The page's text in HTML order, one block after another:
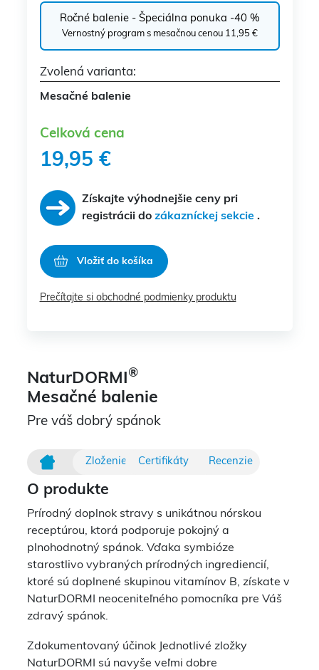
NaturDORMI®
Mesačné balenie
Pre váš dobrý spánok
Zloženie Certifikáty Recenzie
O produkte
Prírodný doplnok stravy s unikátnou nórskou
receptúrou, ktorá podporuje pokojný a
plnohodnotný spánok. Vďaka symbióze
starostlivo vybraných prírodných ingrediencií,
ktoré sú doplnené skupinou vitamínov B, získate v
NaturDORMI neoceniteľného pomocníka pre Váš
zdravý spánok.
Zdokumentovaný účinok Jednotlivé zložky
NaturDORMI sú navyše veľmi dobre
Ročné balenie - Špeciálna ponuka -40 %
Vernostný program s mesačnou cenou 11,95 €
Zvolená varianta:
Mesačné balenie
Celková cena
19,95 €
Získajte výhodnejšie ceny pri
registrácii do zákazníckej sekcie .
Vložiť do košíka
Prečítajte si obchodné podmienky produktu